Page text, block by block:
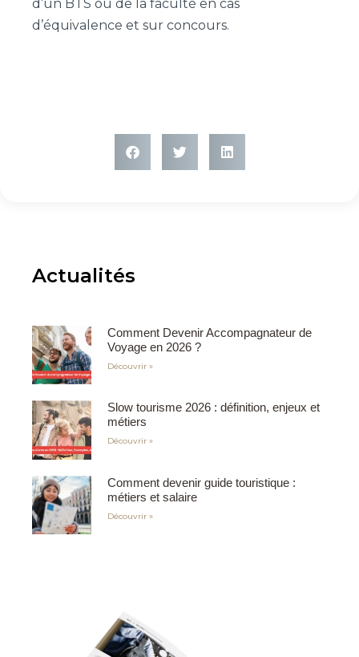
d’un BTS ou de la faculté en cas
d’équivalence et sur concours.
Actualités
Comment Devenir Accompagnateur de
Voyage en 2026 ?
Découvrir »
Slow tourisme 2026 : définition, enjeux et
métiers
Découvrir »
Comment devenir guide touristique :
métiers et salaire
Découvrir »